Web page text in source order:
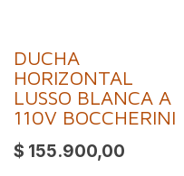
DUCHA
HORIZONTAL
LUSSO BLANCA A
110V BOCCHERINI
$ 155.900,00